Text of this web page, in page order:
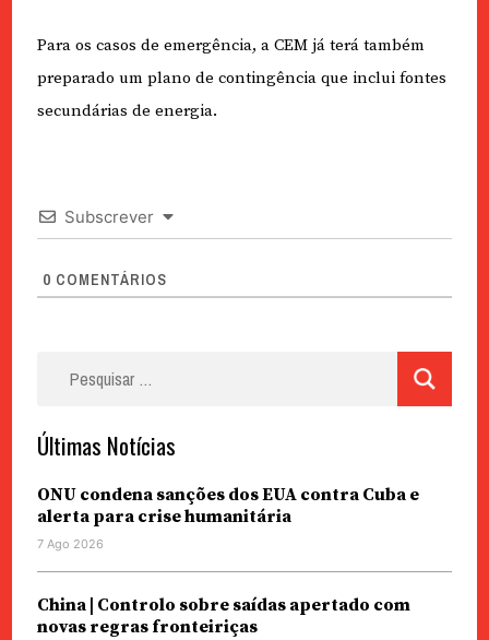
Para os casos de emergência, a CEM já terá também
preparado um plano de contingência que inclui fontes
secundárias de energia.
Subscrever
0 COMENTÁRIOS
Últimas Notícias
ONU condena sanções dos EUA contra Cuba e
alerta para crise humanitária
7 Ago 2026
China | Controlo sobre saídas apertado com
novas regras fronteiriças